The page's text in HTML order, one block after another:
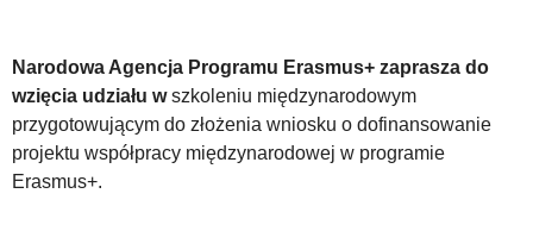
Narodowa Agencja Programu Erasmus+ zaprasza do
wzięcia udziału wszkoleniu międzynarodowym
przygotowującym do złożenia wniosku o dofinansowanie
projektu współpracy międzynarodowej w programie
Erasmus+.